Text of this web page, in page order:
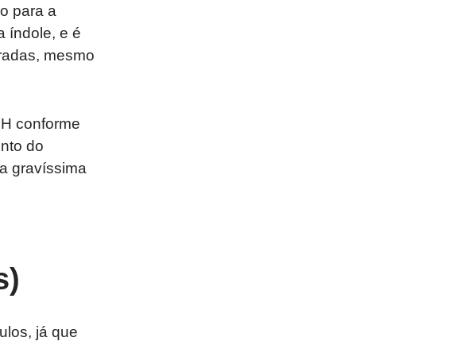
para a
índole, e é
mesmo
conforme
do
gravíssima
já que